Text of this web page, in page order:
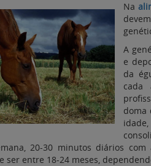
Na
A
e
da
cada
doma
20-30 minutos diários
ser entre 18-24 meses,